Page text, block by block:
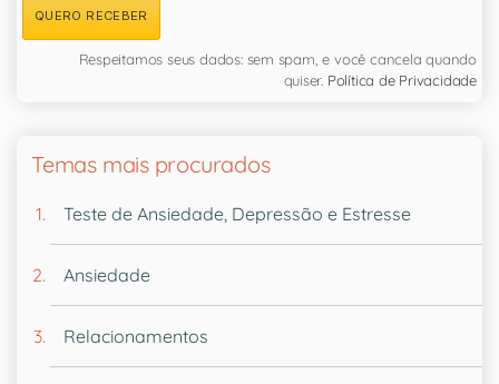
QUERO RECEBER
Respeitamos seus dados: sem spam, e você cancela quando
quiser. Política de Privacidade
Temas mais procurados
Teste de Ansiedade, Depressão e Estresse
Ansiedade
Relacionamentos